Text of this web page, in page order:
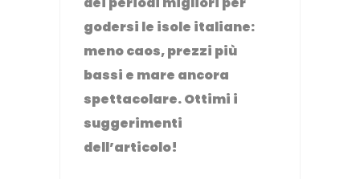
godersi le isole italiane:
meno caos, prezzi più
bassi e mare ancora
spettacolare. Ottimi i
suggerimenti
dell’articolo!